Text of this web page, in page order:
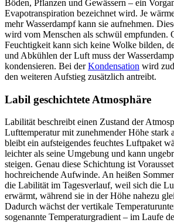
Böden, Pflanzen und Gewässern – ein
Evapotranspiration bezeichnet wird. Je
mehr Wasserdampf kann sie aufnehmen.
wird vom Menschen als schwül empfunden.
Feuchtigkeit kann sich keine Wolke bilden,
und Abkühlen der Luft muss der
kondensieren. Bei derKondensation wird
den weiteren Aufstieg zusätzlich antreibt.
Labil geschichtete Atmosphäre
Labilität beschreibt einen Zustand der
Lufttemperatur mit zunehmender Höhe stark
bleibt ein aufsteigendes feuchtes Luftpaket
leichter als seine Umgebung und kann
steigen. Genau diese Schichtung ist
hochreichende Aufwinde. An heißen
die Labilität im Tagesverlauf, weil sich die
erwärmt, während sie in der Höhe nahezu
Dadurch wächst der vertikale
sogenannte Temperaturgradient – im Laufe